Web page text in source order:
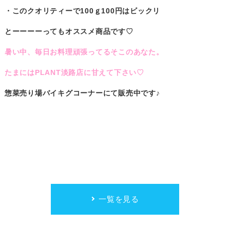
・このクオリティーで100ｇ100円はビックリ
とーーーーってもオススメ商品です♡
暑い中、毎日お料理頑張ってるそこのあなた。
たまにはPLANT淡路店に甘えて下さい♡
惣菜売り場バイキグコーナーにて販売中です♪
一覧を見る